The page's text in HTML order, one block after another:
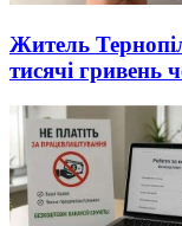
Житель
тисячі гривень